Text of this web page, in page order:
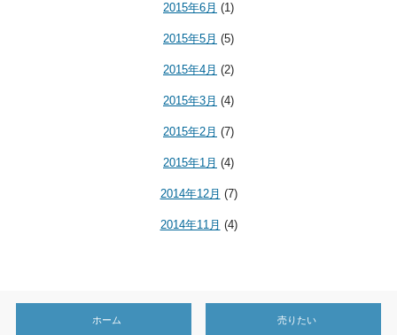
2015年6月 (1)
2015年5月 (5)
2015年4月 (2)
2015年3月 (4)
2015年2月 (7)
2015年1月 (4)
2014年12月 (7)
2014年11月 (4)
ホーム 売りたい